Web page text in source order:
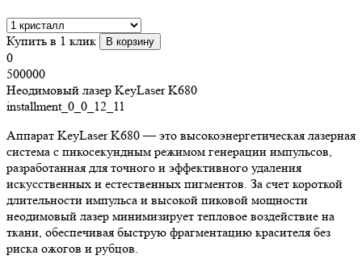
Купить в 1 клик В корзину
0
500000
Неодимовый лазер KeyLaser K680
installment_0_0_12_11
Аппарат KeyLaser K680 — это высокоэнергетическая лазерная
система с пикосекундным режимом генерации импульсов,
разработанная для точного и эффективного удаления
искусственных и естественных пигментов. За счет короткой
длительности импульса и высокой пиковой мощности
неодимовый лазер минимизирует тепловое воздействие на
ткани, обеспечивая быструю фрагментацию красителя без
риска ожогов и рубцов.